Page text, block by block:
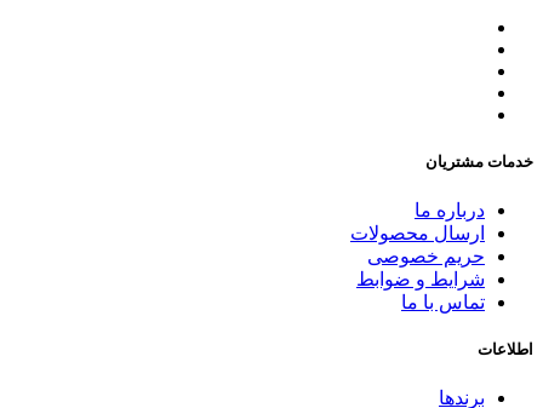
خدمات مشتریان
درباره ما
ارسال محصولات
حریم خصوصی
شرایط و ضوابط
تماس با ما
اطلاعات
برندها